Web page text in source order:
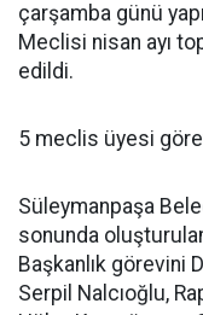
çarşamba günü
Meclisi nisan ayı
edildi.
5 meclis üyesi
Süleymanpaşa
sonunda
Başkanlık görevini
Serpil Nalcıoğlu,